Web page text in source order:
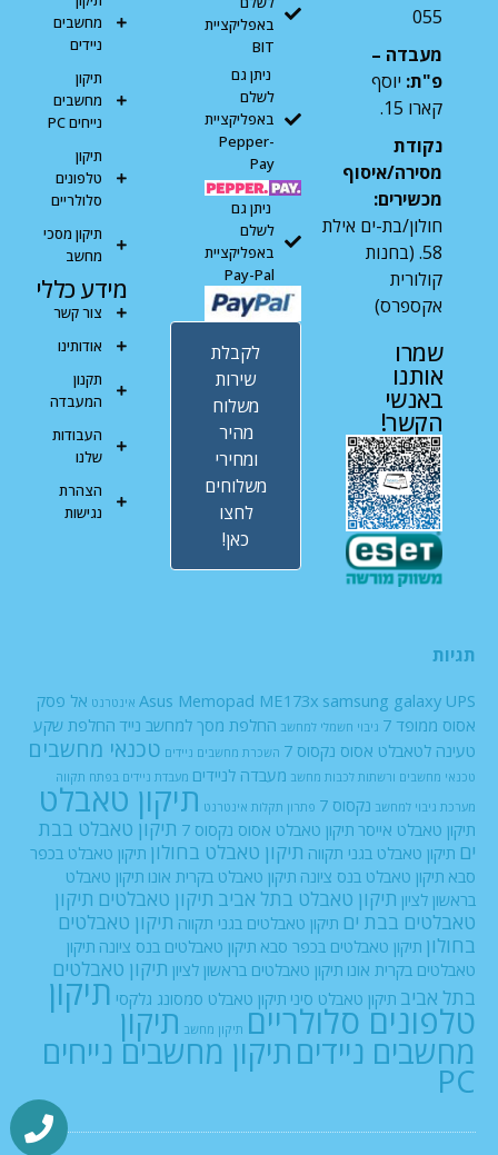
055
מעבדה –
פ"ת: יוסף
קארו 15.
נקודת
מסירה/איסוף
מכשירים:
חולון/בת-ים אילת
58. (בחנות
קולורית
אקספרס)
שמרו
אותנו
באנשי
הקשר!
באפליקציית
BIT
ניתן גם
לשלם
באפליקציית
Pepper-
Pay
ניתן גם
לשלם
באפליקציית
Pay-Pal
לקבלת
שירות
משלוח
מהיר
ומחירי
משלוחים
לחצו
כאן!
מחשבים
ניידים
תיקון
מחשבים
נייחים PC
תיקון
טלפונים
סלולריים
תיקון מסכי
מחשב
מידע כללי
צור קשר
אודותינו
תקנון
המעבדה
העבודות
שלנו
הצהרת
נגישות
תגיות
Asus Memopad ME173x samsung galaxy UPS אינטרנט אל פסק
אסוס ממופד 7
גיבוי חשמלי למחשב החלפת מסך למחשב נייד החלפת שקע
טעינה לטאבלט אסוס נקסוס 7
השכרת מחשבים ניידים טכנאי מחשבים
טכנאי מחשבים ורשתות לכבות מחשב מעבדה לניידים מעבדת ניידים בפתח תקווה
מערכת גיבוי למחשב נקסוס 7 פתרון תקלות אינטרנט תיקון טאבלט
תיקון טאבלט אייסר תיקון טאבלט אסוס נקסוס 7
תיקון טאבלט בבת
ים תיקון טאבלט בגני תקווה תיקון טאבלט בחולון תיקון טאבלט בכפר
סבא תיקון טאבלט בנס ציונה תיקון טאבלט בקרית אונו תיקון טאבלט
בראשון לציון תיקון טאבלט בתל אביב תיקון טאבלטים תיקון
טאבלטים בבת ים תיקון טאבלטים בגני תקווה תיקון טאבלטים
בחולון תיקון טאבלטים בכפר סבא תיקון טאבלטים בנס ציונה תיקון
טאבלטים בקרית אונו תיקון טאבלטים בראשון לציון תיקון טאבלטים
בתל אביב תיקון טאבלט סיני תיקון טאבלט סמסונג גלקסי תיקון
טלפונים סלולריים תיקון מחשב תיקון
מחשבים ניידיםתיקון מחשבים נייחים
PC